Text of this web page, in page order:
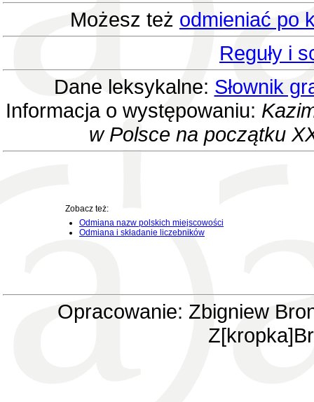
Możesz też odmieniać po
Reguły i
Dane leksykalne: Słownik
Informacja o występowaniu:
w Polsce na początku
Zobacz też:
Odmiana nazw polskich miejscowości
Odmiana i składanie liczebników
Opracowanie: Zbigniew